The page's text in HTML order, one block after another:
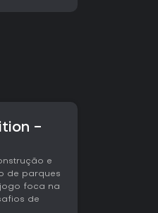
-
e
de parques
foca na
de